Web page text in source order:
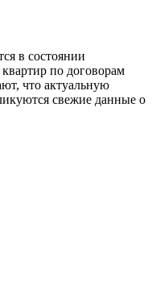
в состоянии
по договорам
что актуальную
свежие данные о